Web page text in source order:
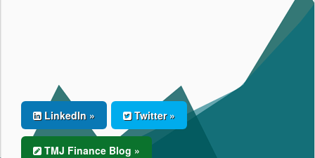
LinkedIn » Twitter »
TMJ Finance Blog »